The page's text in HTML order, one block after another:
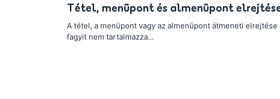
Tétel, menüpont és almenüpont
A tétel, a menüpont vagy az almenüpont átmeneti
fagyit nem tartalmazza...